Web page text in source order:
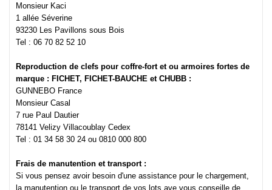
Monsieur Kaci
1 allée Séverine
93230 Les Pavillons sous Bois
Tel : 06 70 82 52 10
Reproduction de clefs pour coffre-fort et ou armoires fortes de
marque : FICHET, FICHET-BAUCHE et CHUBB :
GUNNEBO France
Monsieur Casal
7 rue Paul Dautier
78141 Velizy Villacoublay Cedex
Tel : 01 34 58 30 24 ou 0810 000 800
Frais de manutention et transport :
Si vous pensez avoir besoin d'une assistance pour le chargement,
la manutention ou le transport de vos lots ave vous conseille de